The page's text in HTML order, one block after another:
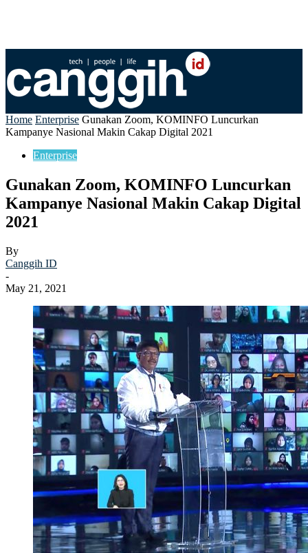
Home Enterprise Gunakan Zoom, KOMINFO Luncurkan
Kampanye Nasional Makin Cakap Digital 2021
Enterprise
Gunakan Zoom, KOMINFO Luncurkan
Kampanye Nasional Makin Cakap Digital
2021
By
Canggih ID
-
May 21, 2021